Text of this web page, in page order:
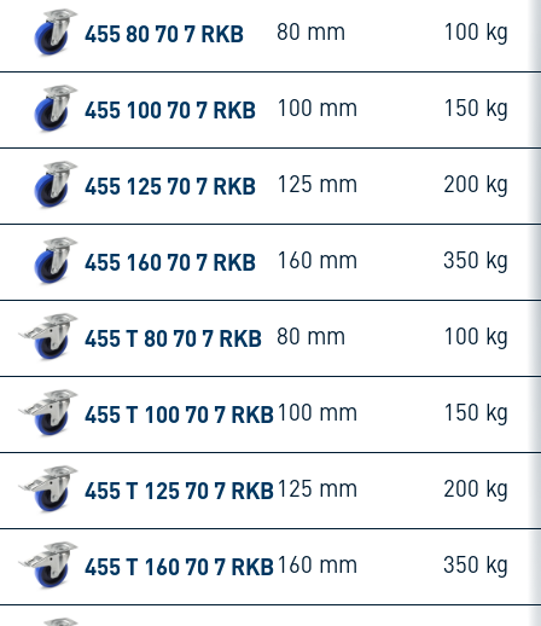
455 80 70 7 RKB 80 mm 100 kg
455 100 70 7 RKB 100 mm 150 kg
455 125 70 7 RKB 125 mm 200 kg
455 160 70 7 RKB 160 mm 350 kg
455 T 80 70 7 RKB 80 mm 100 kg
455 T 100 70 7 RKB 100 mm 150 kg
455 T 125 70 7 RKB 125 mm 200 kg
455 T 160 70 7 RKB 160 mm 350 kg